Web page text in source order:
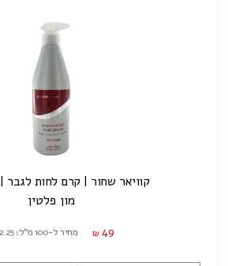
קוויאר שחור | קרם לחות לגבר | 400 מ"ל
מון פלטין
₪ 49 מחיר ל-100 מ"ל: ₪12.25